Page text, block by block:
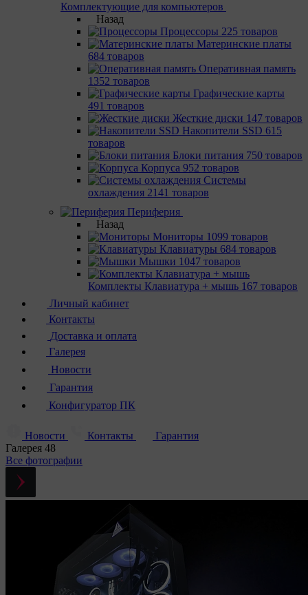
Комплектующие для компьютеров
Назад
Процессоры 225 товаров
Материнcкие платы
684 товаров
Оперативная память
1352 товаров
Графические карты
491 товаров
Жесткие диски 147 товаров
Накопители SSD 615
товаров
Блоки питания 750 товаров
Корпуса 952 товаров
Системы
охлаждения 2141 товаров
Периферия
Назад
Мониторы 1099 товаров
Клавиатуры 684 товаров
Мышки 1047 товаров
Комплекты Клавиатура + мышь 167 товаров
Личный кабинет
Контакты
Доставка и оплата
Галерея
Новости
Гарантия
Конфигуратор ПК
Новости Контакты
Гарантия
Галерея 48
Все фотографии